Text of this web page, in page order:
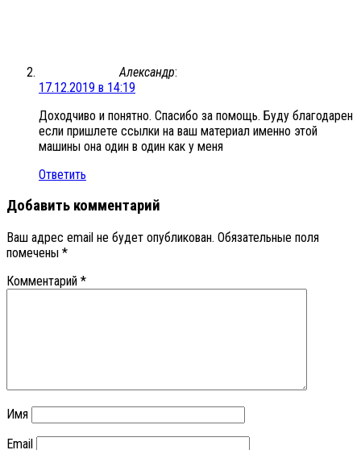
Александр:
17.12.2019 в 14:19
Доходчиво и понятно. Спасибо за помощь. Буду благодарен
если пришлете ссылки на ваш материал именно этой
машины она один в один как у меня
Ответить
Добавить комментарий
Ваш адрес email не будет опубликован. Обязательные поля
помечены *
Комментарий *
Имя
Email